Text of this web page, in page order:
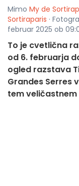
Mimo My de
Sortiraparis ·
februar 2025 ob
To je cvetlična
od 6. februarja
ogled razstava
Grandes Serres
tem